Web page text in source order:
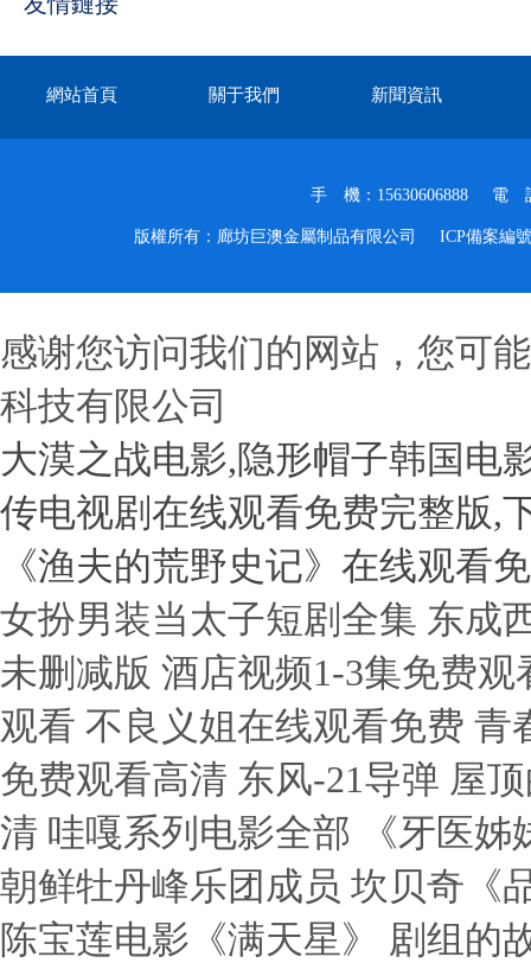
網站首頁 關于我們 新聞資訊
手 機：15630606888 電
版權所有：廊坊巨澳金屬制品有限公司 ICP備案編
感谢您访问我们的网站，您可
科技有限公司
大漠之战电影,隐形帽子韩国电
传电视剧在线观看免费完整版,
《渔夫的荒野史记》在线观看